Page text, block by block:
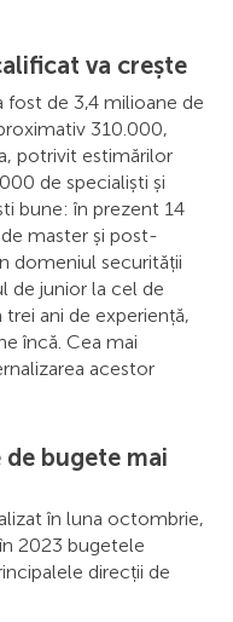
va crește
de 3,4 milioane de
310.000,
potrivit estimărilor
de specialiști și
bune: în prezent 14
master și post-
domeniul securității
de junior la cel de
ani de experiență,
încă. Cea mai
acestor
bugete mai
în luna octombrie,
2023 bugetele
direcții de